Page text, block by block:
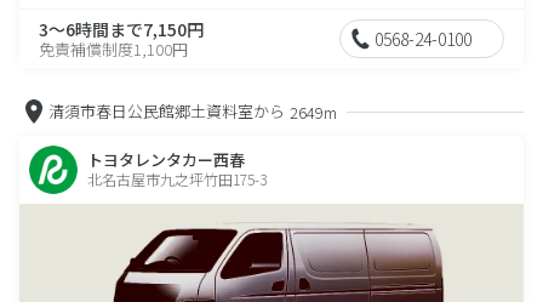
3～6時間まで7,150円
免責補償制度1,100円 0568-24-0100
清須市春日公民館郷土資料室から 2649m
トヨタレンタカー西春
北名古屋市九之坪竹田175-3